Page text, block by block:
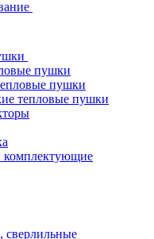
пушки
пушки
тепловые пушки
комплектующие
сверлильные